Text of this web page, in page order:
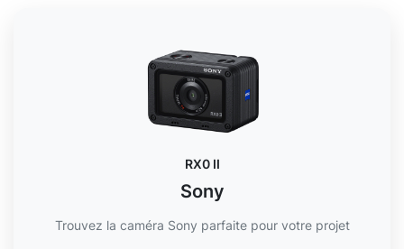
RX0 II
Sony
Trouvez la caméra Sony parfaite pour votre projet